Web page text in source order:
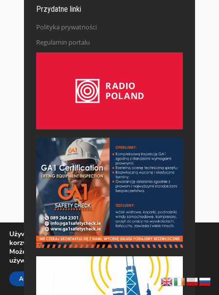
Używamy ciasteczek, aby zapewnić najlepszą jakość
korzystania z naszej witryny.
Możesz dowiedzieć się więcej o tym, jakich ciasteczek
używamy, lub wyłączyć je wustawieniach
ACCEPT SETTINGS Zamknij panel
Przydatne linki
Polityka prywatności
Regulamin portalu